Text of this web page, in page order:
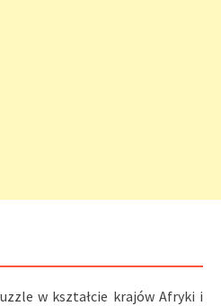
w kształcie krajów Afryki i